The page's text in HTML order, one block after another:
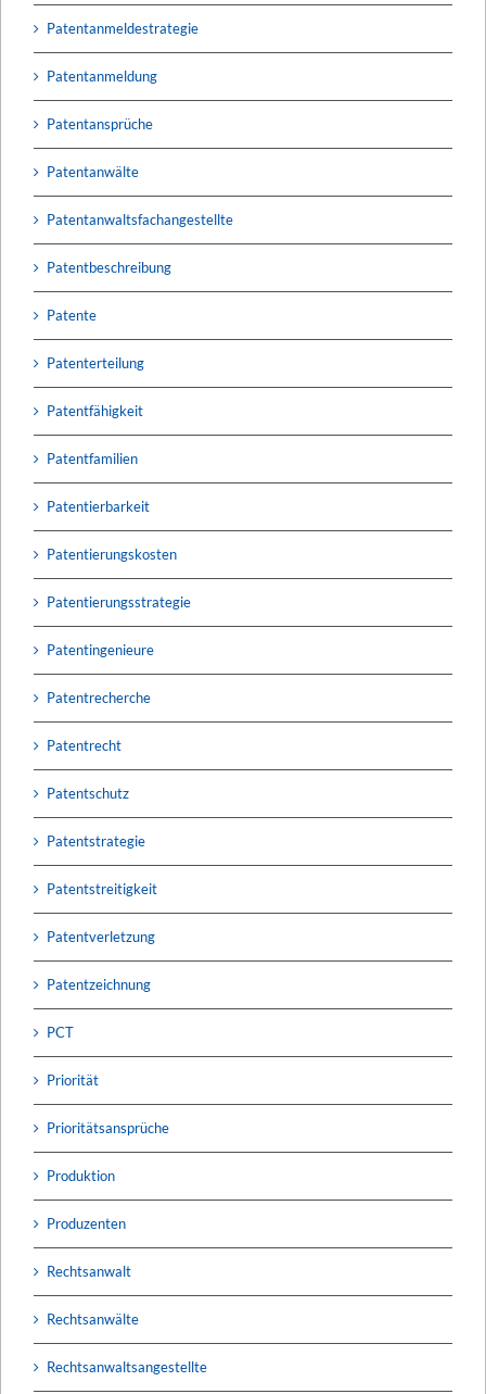
Patentanmeldestrategie
Patentanmeldung
Patentansprüche
Patentanwälte
Patentanwaltsfachangestellte
Patentbeschreibung
Patente
Patenterteilung
Patentfähigkeit
Patentfamilien
Patentierbarkeit
Patentierungskosten
Patentierungsstrategie
Patentingenieure
Patentrecherche
Patentrecht
Patentschutz
Patentstrategie
Patentstreitigkeit
Patentverletzung
Patentzeichnung
PCT
Priorität
Prioritätsansprüche
Produktion
Produzenten
Rechtsanwalt
Rechtsanwälte
Rechtsanwaltsangestellte